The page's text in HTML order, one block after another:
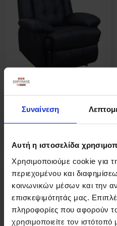
Συναίνεση
Αυτή η ιστοσελίδα
Χρησιμοποιούμε cookie για
περιεχομένου και
κοινωνικών μέσων και την
επισκεψιμότητάς μας.
πληροφορίες που αφορούν
χρησιμοποιείτε τον
SCARLET RELAX ΠΟΛΥΘΡΟΝΑ
ΜΑΥΡΟ PU 90Χ93Χ100εκ.